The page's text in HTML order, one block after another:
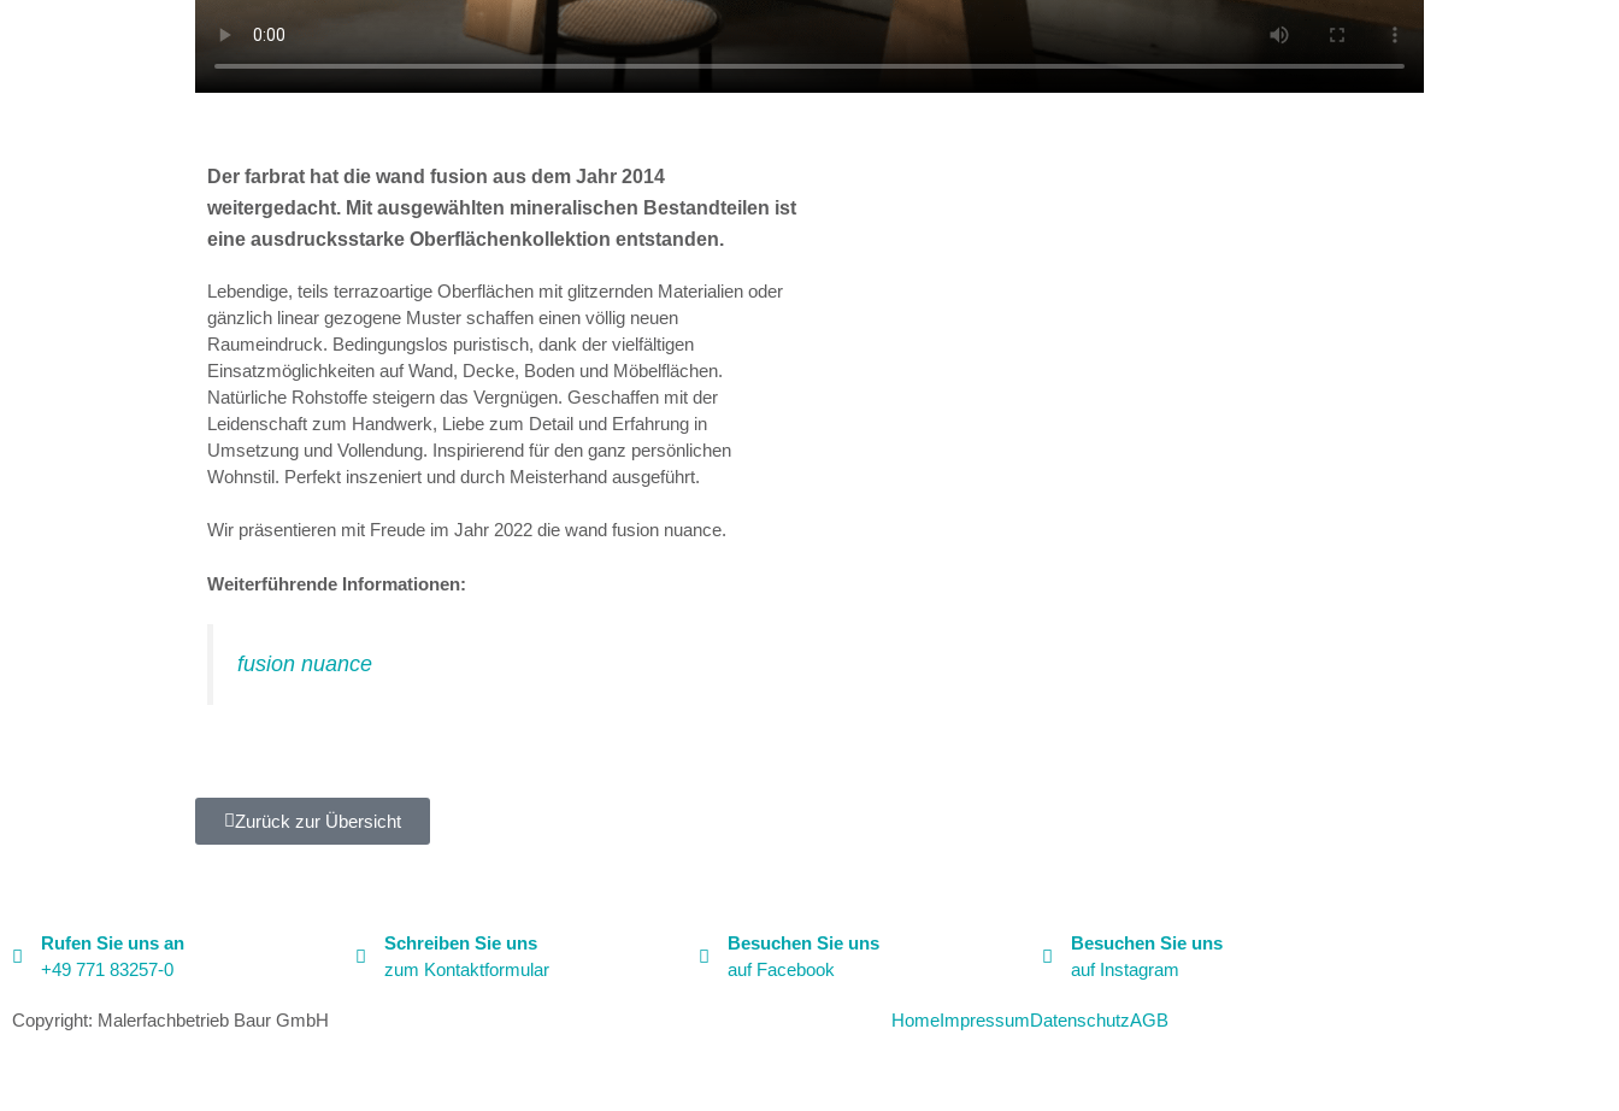
Der farbrat hat die wand fusion aus dem Jahr 2014
weitergedacht. Mit ausgewählten mineralischen Bestandteilen ist
eine ausdrucksstarke Oberflächenkollektion entstanden.
Lebendige, teils terrazoartige Oberflächen mit glitzernden Materialien oder
gänzlich linear gezogene Muster schaffen einen völlig neuen
Raumeindruck. Bedingungslos puristisch, dank der vielfältigen
Einsatzmöglichkeiten auf Wand, Decke, Boden und Möbelflächen.
Natürliche Rohstoffe steigern das Vergnügen. Geschaffen mit der
Leidenschaft zum Handwerk, Liebe zum Detail und Erfahrung in
Umsetzung und Vollendung. Inspirierend für den ganz persönlichen
Wohnstil. Perfekt inszeniert und durch Meisterhand ausgeführt.
Wir präsentieren mit Freude im Jahr 2022 die wand fusion nuance.
Weiterführende Informationen:
fusion nuance
Zurück zur Übersicht
Rufen Sie uns an
+49 771 83257-0
Schreiben Sie uns
zum Kontakt­formular
Besuchen Sie uns
auf Facebook
Besuchen Sie uns
auf Instagram
Copyright: Malerfachbetrieb Baur GmbH HomeImpressumDatenschutzAGB